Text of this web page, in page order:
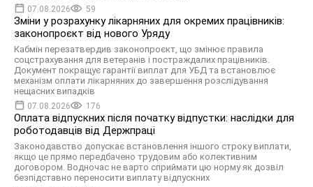
07.08.2026 59
Зміни у розрахунку лікарняних для окремих працівників:
законопроєкт від нового Уряду
Кабмін перезатвердив законопроєкт, що змінює правила
соцстрахування для ветеранів і постраждалих працівників.
Документ покращує гарантії виплат для УБД та встановлює
механізм оплати лікарняних до завершення розслідування
нещасних випадків
07.08.2026 176
Оплата відпускних після початку відпустки: наслідки для
роботодавців від Держпраці
Законодавство допускає встановлення іншого строку виплати,
якщо це прямо передбачено трудовим або колективним
договором. Водночас не варто сприймати цю норму як дозвіл
безпідставно переносити виплату відпускних